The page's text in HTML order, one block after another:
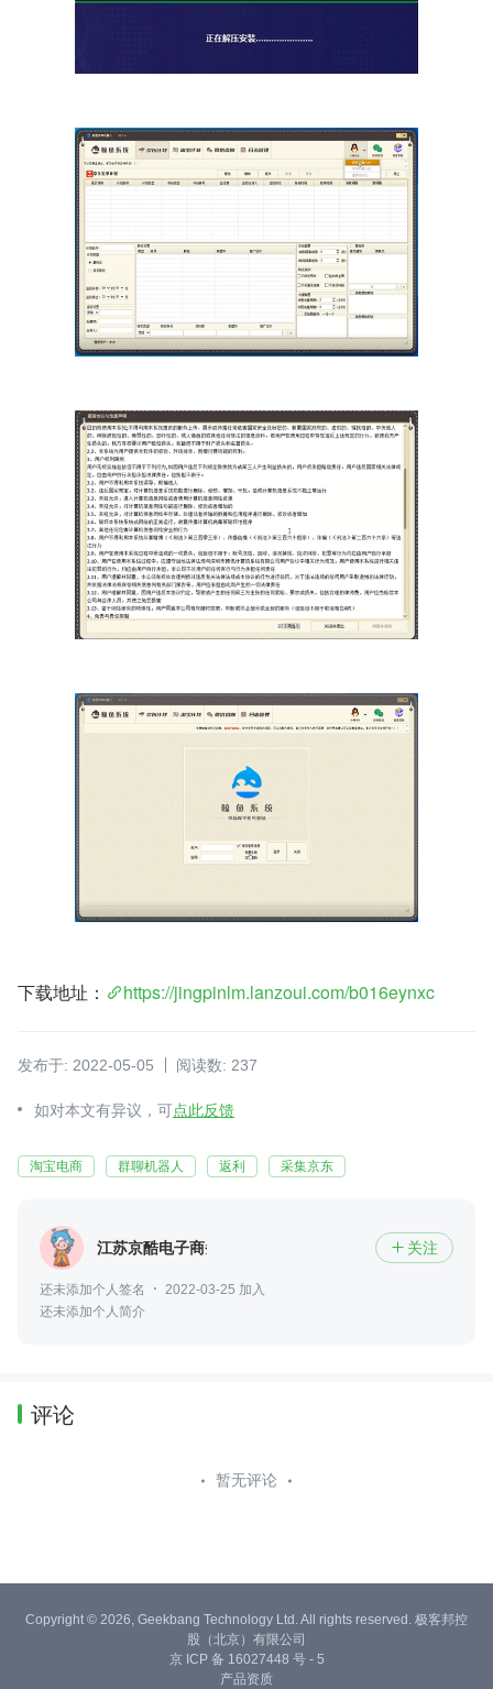
下载地址： https://jingpinlm.lanzoui.com/b016eynxc
发布于: 2022-05-05 阅读数: 237
如对本文有异议，可点此反馈
淘宝电商 群聊机器人 返利 采集京东
江苏京酷电子商务有限公司  关注
还未添加个人签名
2022-03-25 加入
还未添加个人简介
评论
暂无评论
Copyright © 2026, Geekbang Technology Ltd. All rights reserved. 极客邦控
股（北京）有限公司
京 ICP 备 16027448 号 - 5
产品资质